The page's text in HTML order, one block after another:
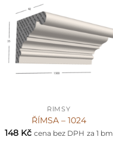
ŘÍMSY
ŘÍMSA – 1024
148 Kč cena bez DPH za 1 bm